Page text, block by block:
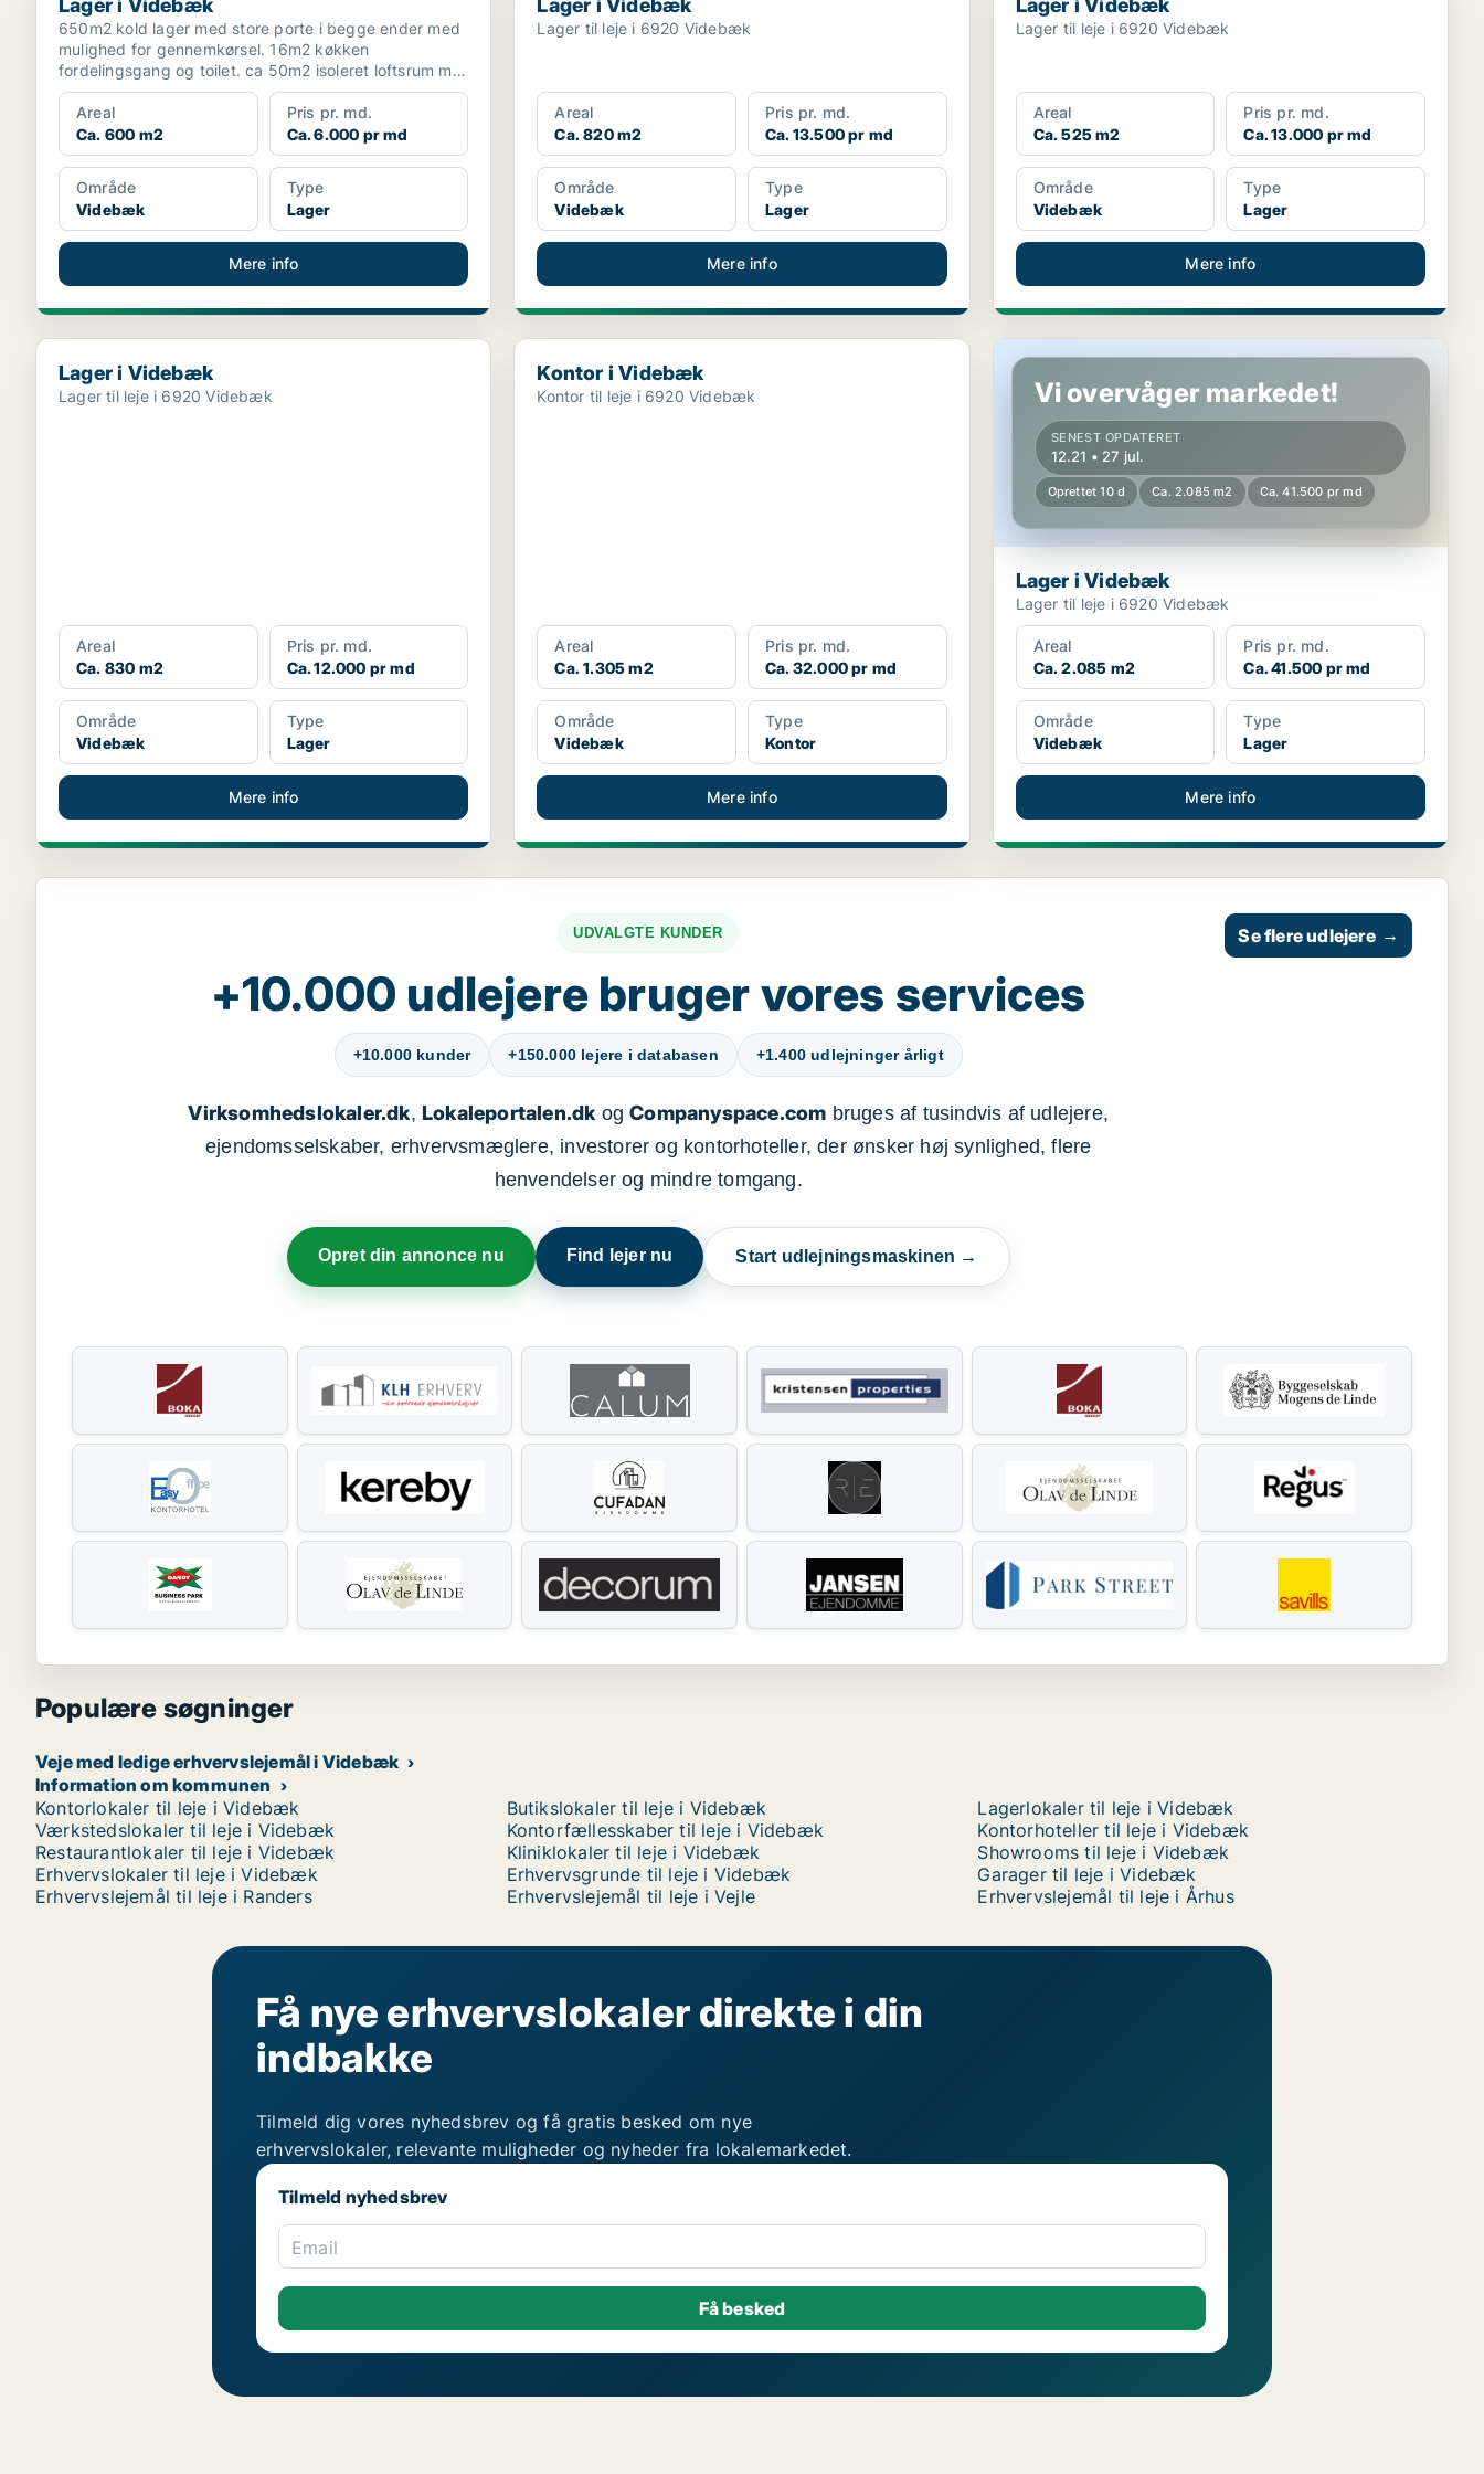
Lager i Videbæk
650m2 kold lager med store porte i begge ender med
mulighed for gennemkørsel. 16m2 køkken
fordelingsgang og toilet. ca 50m2 isoleret loftsrum m
skrå loft,...
Areal
Ca. 600 m2
Pris pr. md.
Ca. 6.000 pr md
Område
Videbæk
Type
Lager
Mere info
Lager i Videbæk
Lager til leje i 6920 Videbæk
Areal
Ca. 820 m2
Pris pr. md.
Ca. 13.500 pr md
Område
Videbæk
Type
Lager
Mere info
Lager i Videbæk
Lager til leje i 6920 Videbæk
Areal
Ca. 525 m2
Pris pr. md.
Ca. 13.000 pr md
Område
Videbæk
Type
Lager
Mere info
Lager i Videbæk
Lager i Videbæk
Lager til leje i 6920 Videbæk
Areal
Ca. 830 m2
Pris pr. md.
Ca. 12.000 pr md
Område
Videbæk
Type
Lager
Mere info
Kontor i Videbæk
Kontor i Videbæk
Kontor til leje i 6920 Videbæk
Areal
Ca. 1.305 m2
Pris pr. md.
Ca. 32.000 pr md
Område
Videbæk
Type
Kontor
Mere info
Lager i Videbæk
Vi overvåger markedet!
SENEST OPDATERET
12.21 • 27 jul.
Oprettet 10 d Ca. 2.085 m2 Ca. 41.500 pr md
Lager i Videbæk
Lager til leje i 6920 Videbæk
Areal
Ca. 2.085 m2
Pris pr. md.
Ca. 41.500 pr md
Område
Videbæk
Type
Lager
Mere info
UDVALGTE KUNDER
+10.000 udlejere bruger vores services
+10.000 kunder +150.000 lejere i databasen +1.400 udlejninger årligt
Virksomhedslokaler.dk, Lokaleportalen.dkogCompanyspace.com bruges af tusindvis af udlejere,
ejendomsselskaber, erhvervsmæglere, investorer og kontorhoteller, der ønsker høj synlighed, flere
henvendelser og mindre tomgang.
Opret din annonce nu Find lejer nu Start udlejningsmaskinen →
Se flere udlejere →
Populære søgninger
Veje med ledige erhvervslejemål i Videbæk
Information om kommunen
Kontorlokaler til leje i Videbæk
Butikslokaler til leje i Videbæk
Lagerlokaler til leje i Videbæk
Værkstedslokaler til leje i Videbæk
Kontorfællesskaber til leje i Videbæk
Kontorhoteller til leje i Videbæk
Restaurantlokaler til leje i Videbæk
Kliniklokaler til leje i Videbæk
Showrooms til leje i Videbæk
Erhvervslokaler til leje i Videbæk
Erhvervsgrunde til leje i Videbæk
Garager til leje i Videbæk
Erhvervslejemål til leje i Randers
Erhvervslejemål til leje i Vejle Erhvervslejemål til leje i Århus
Få nye erhvervslokaler direkte i din
indbakke
Tilmeld dig vores nyhedsbrev og få gratis besked om nye
erhvervslokaler, relevante muligheder og nyheder fra lokalemarkedet.
Tilmeld nyhedsbrev
Email